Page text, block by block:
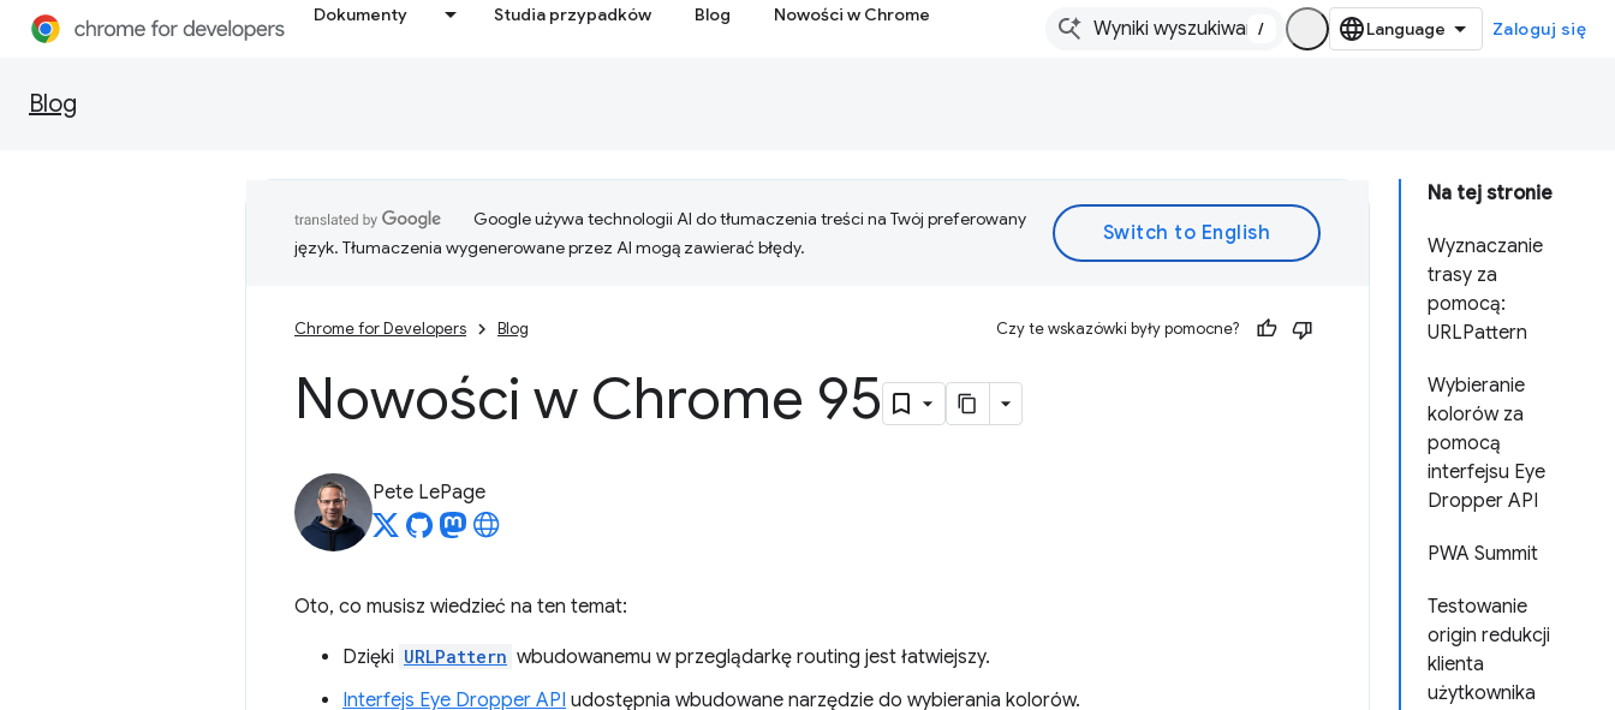
Dokumenty Studia przypadków Blog Nowości w Chrome
/ Zaloguj się
Blog
Na tej stronie
Wyznaczanie
trasy za
pomocą:
URLPattern
Wybieranie
kolorów za
pomocą
interfejsu Eye
Dropper API
PWA Summit
Testowanie
origin redukcji
klienta
użytkownika
Google używa technologii AI do tłumaczenia treści na Twój preferowany
język. Tłumaczenia wygenerowane przez AI mogą zawierać błędy.
Chrome for Developers Blog Czy te wskazówki były pomocne?
Nowości w Chrome 95
Pete LePage
Oto, co musisz wiedzieć na ten temat:
Dzięki URLPattern wbudowanemu w przeglądarkę routing jest łatwiejszy.
Interfejs Eye Dropper API udostępnia wbudowane narzędzie do wybierania kolorów.